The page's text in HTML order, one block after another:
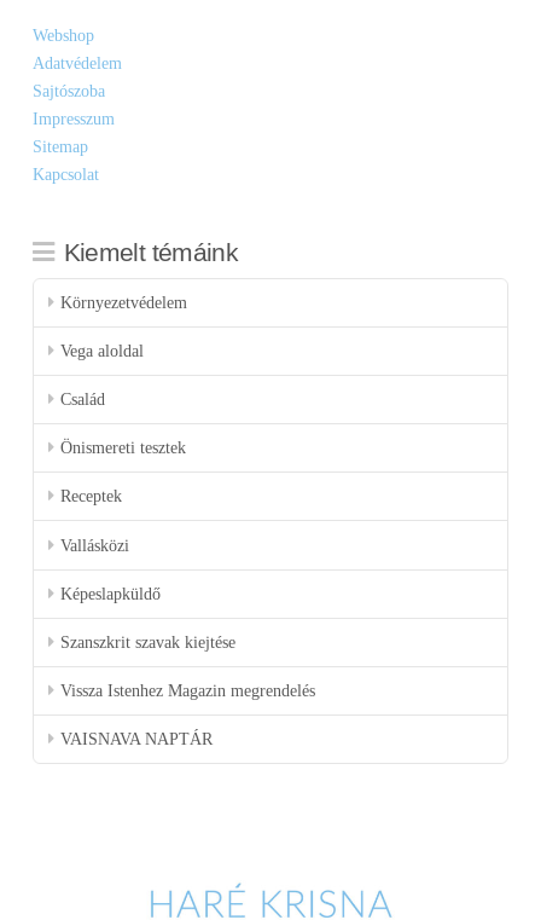
Webshop
Adatvédelem
Sajtószoba
Impresszum
Sitemap
Kapcsolat
Kiemelt témáink
Környezetvédelem
Vega aloldal
Család
Önismereti tesztek
Receptek
Vallásközi
Képeslapküldő
Szanszkrit szavak kiejtése
Vissza Istenhez Magazin megrendelés
VAISNAVA NAPTÁR